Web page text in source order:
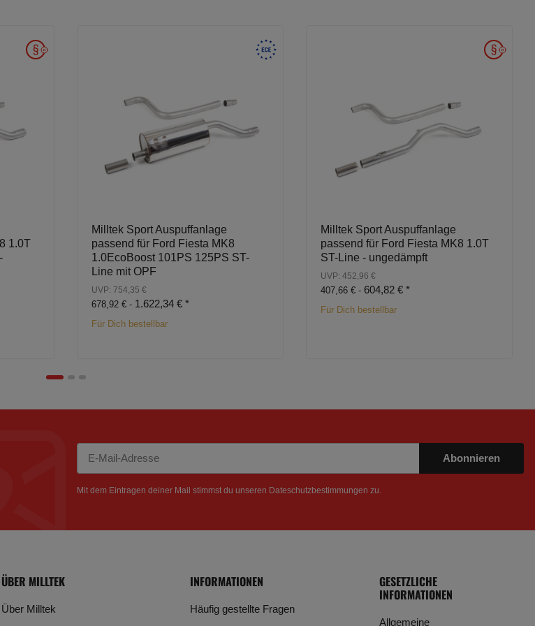
1.0T
Milltek Sport Auspuffanlage
passend für Ford Fiesta MK8
1.0EcoBoost 101PS 125PS ST-
Line mit OPF
UVP: 754,35 €
678,92 € - 1.622,34 € *
Für Dich bestellbar
Milltek Sport Auspuffanlage
passend für Ford Fiesta MK8 1.0T
ST-Line - ungedämpft
UVP: 452,96 €
407,66 € - 604,82 € *
Für Dich bestellbar
Abonnieren
Mit dem Eintragen deiner Mail stimmst du unseren Dateschutzbestimmungen zu.
ÜBER MILLTEK
Über Milltek
INFORMATIONEN
Häufig gestellte Fragen
GESETZLICHE
INFORMATIONEN
Allgemeine